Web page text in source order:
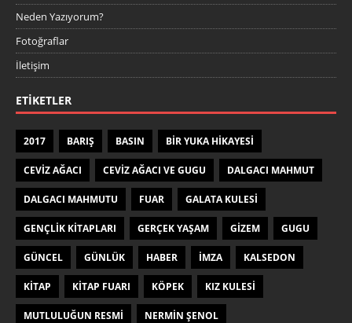
Neden Yazıyorum?
Fotoğraflar
İletişim
ETIKETLER
2017 BARIŞ BASIN BIR YUKA HIKAYESI
CEVIZ AĞACI CEVIZ AĞACI VE GUGU DALGACI MAHMUT
DALGACI MAHMUTU FUAR GALATA KULESI
GENÇLIK KITAPLARI GERÇEK YAŞAM GIZEM GUGU
GÜNCEL GÜNLÜK HABER IMZA KALSEDON
KITAP KITAP FUARI KÖPEK KIZ KULESI
MUTLULUĞUN RESMI NERMIN ŞENOL